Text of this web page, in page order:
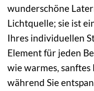
wunderschöne
Lichtquelle; sie ist
Ihres individuellen
Element für jeden
wie warmes,
während Sie